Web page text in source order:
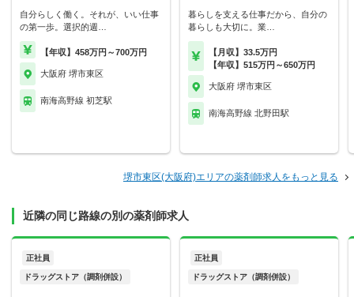
自分らしく働く。それが、いい仕事
の第一歩。選択的週…
【年収】458万円～700万円
大阪府 堺市東区
南海高野線 初芝駅
暮らしを支える仕事だから、自分の
暮らしも大切に。業…
【月収】33.5万円
【年収】515万円～650万円
大阪府 堺市東区
南海高野線 北野田駅
堺市東区(大阪府)エリアの薬剤師求人をもっと見る
近隣の同じ路線の別の薬剤師求人
正社員
ドラッグストア（調剤併設）
正社員
ドラッグストア（調剤併設）